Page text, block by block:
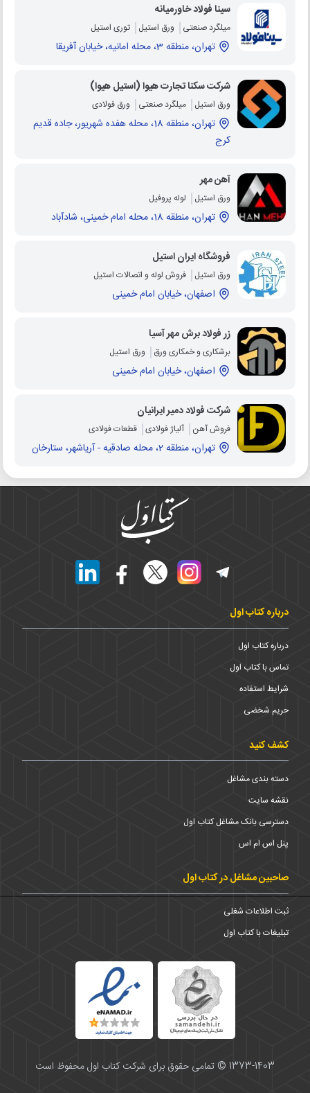
سینا فولاد خاورمیانه
میلگرد صنعتی ورق استیل توری استیل
تهران، منطقه 3، محله امانیه، خیابان آفریقا
شرکت سکنا تجارت هیوا (استیل هیوا)
ورق استیل میلگرد صنعتی ورق فولادی
تهران، منطقه 18، محله هفده شهریور، جاده قدیم
کرج
آهن مهر
ورق استیل لوله پروفیل
تهران، منطقه 18، محله امام خمینی، شادآباد
فروشگاه ایران استیل
ورق استیل فروش لوله و اتصالات استیل
اصفهان، خیابان امام خمینی
زر فولاد برش مهر آسیا
برشکاری و خمکاری ورق ورق استیل
اصفهان، خیابان امام خمینی
شرکت فولاد دمیر ایرانیان
فروش آهن آلیاژ فولادی قطعات فولادی
تهران، منطقه 2، محله صادقيه - آرياشهر، ستارخان
درباره کتاب اول
درباره کتاب اول
تماس با کتاب اول
شرایط استفاده
حریم شخضی
کشف کنید
دسته بندی مشاغل
نقشه سایت
دسترسی بانک مشاغل کتاب اول
پنل اس ام اس
صاحبین مشاغل در کتاب اول
ثبت اطلاعات شغلی
تبلیغات با کتاب اول
1373-1403 © تمامی حقوق برای شرکت کتاب اول محفوظ است